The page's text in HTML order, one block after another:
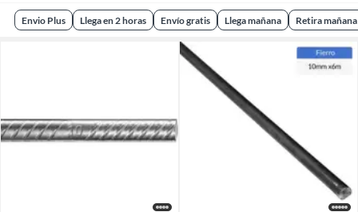
Envio Plus Llega en 2 horas Envío gratis Llega mañana Retira mañana